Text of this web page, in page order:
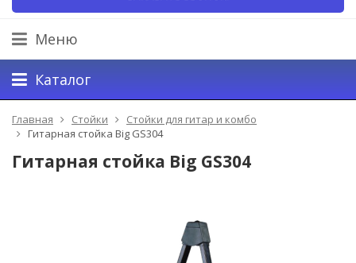
Меню
Каталог
Главная Стойки
Стойки для гитар и комбо
Гитарная стойка Big GS304
Гитарная стойка Big GS304